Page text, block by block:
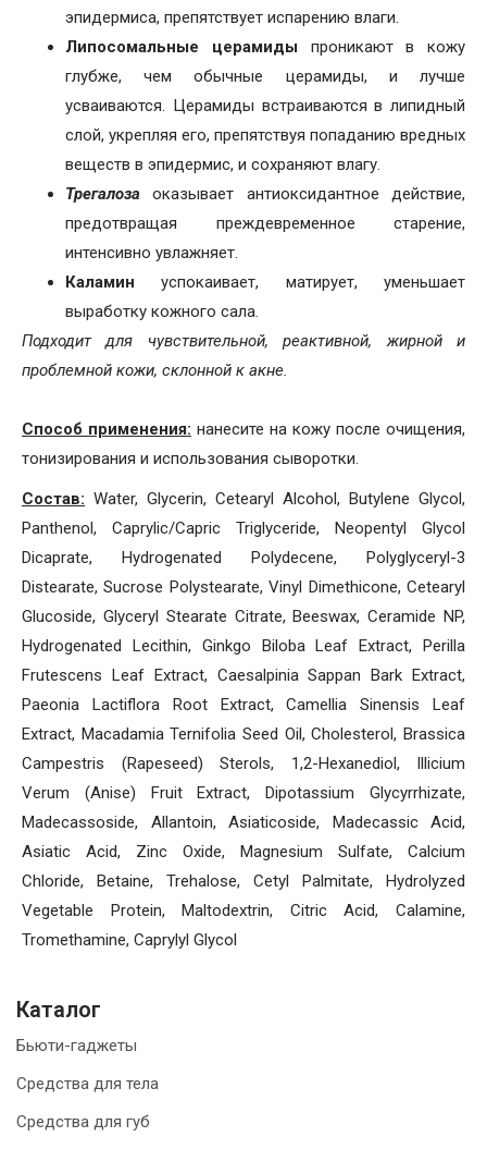
эпидермиса, препятствует испарению влаги.
Липосомальные церамиды проникают в кожу
глубже, чем обычные церамиды, и
лучше
усваиваются. Церамиды встраиваются в липидный
слой, укрепляя его, препятствуя попаданию вредных
веществ в эпидермис, и сохраняют влагу.
Трегалозаоказывает антиоксидантное действие,
предотвращая преждевременное старение,
интенсивно увлажняет.
Каламинуспокаивает, матирует, уменьшает
выработку кожного сала.
Подходит для чувствительной, реактивной, жирной и
проблемной кожи, склонной к акне.
Способ применения: нанесите на кожу после очищения,
тонизирования и использования сыворотки.
Состав: Water, Glycerin, Cetearyl Alcohol, Butylene Glycol,
Panthenol, Caprylic/Capric Triglyceride, Neopentyl Glycol
Dicaprate, Hydrogenated Polydecene, Polyglyceryl-3
Distearate, Sucrose Polystearate, Vinyl Dimethicone, Cetearyl
Glucoside, Glyceryl Stearate Citrate, Beeswax, Ceramide NP,
Hydrogenated Lecithin, Ginkgo Biloba Leaf Extract, Perilla
Frutescens Leaf Extract, Caesalpinia Sappan Bark Extract,
Paeonia Lactiflora Root Extract, Camellia Sinensis Leaf
Extract, Macadamia Ternifolia Seed Oil, Cholesterol, Brassica
Campestris (Rapeseed) Sterols, 1,2-Hexanediol, Illicium
Verum (Anise) Fruit Extract, Dipotassium Glycyrrhizate,
Madecassoside, Allantoin, Asiaticoside, Madecassic Acid,
Asiatic Acid, Zinc Oxide, Magnesium Sulfate, Calcium
Chloride, Betaine, Trehalose, Cetyl Palmitate, Hydrolyzed
Vegetable Protein, Maltodextrin, Citric Acid, Calamine,
Tromethamine, Caprylyl Glycol
Каталог
Бьюти-гаджеты
Средства для тела
Средства для губ